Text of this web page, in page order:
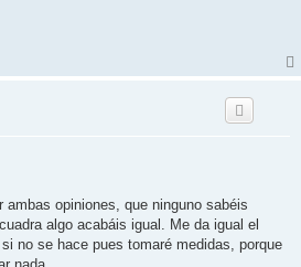
ambas opiniones, que ninguno sabéis
algo acabáis igual. Me da igual el
no se hace pues tomaré medidas, porque